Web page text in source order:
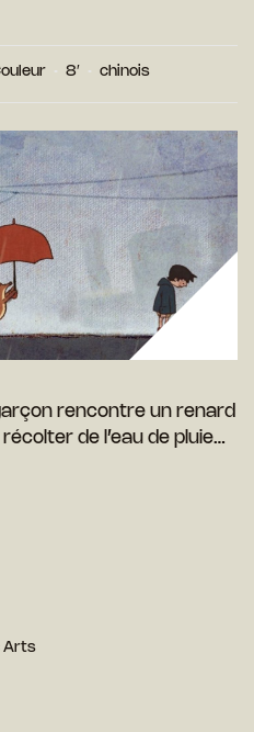
8′ chinois
rencontre un renard
de l’eau de pluie…
Arts